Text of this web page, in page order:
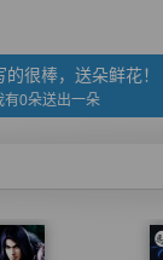
的很棒，送朵鲜花！
有0朵送出一朵